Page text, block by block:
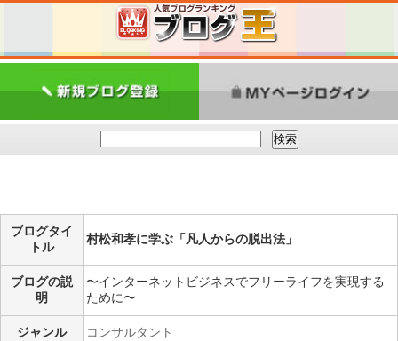
ブログタイ
トル
村松和孝に学ぶ「凡人からの脱出法」
ブログの説
明
〜インターネットビジネスでフリーライフを実現する
ために〜
ジャンル コンサルタント